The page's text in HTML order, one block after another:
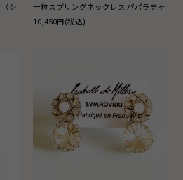
シ
一粒スプリングネックレス パパラチャ
10,450円(税込)